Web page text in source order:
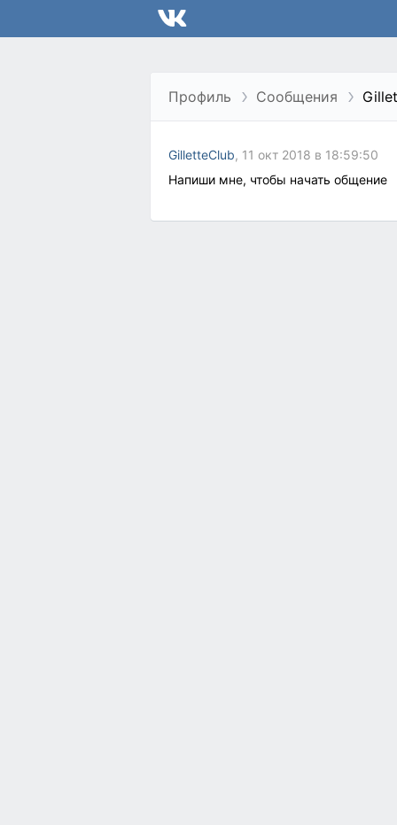
Профиль Сообщения
GilletteClub, 11 окт 2018 в 18:59:50
Напиши мне, чтобы начать общение